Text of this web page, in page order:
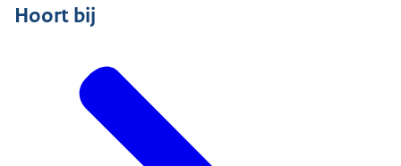
Hoort bij